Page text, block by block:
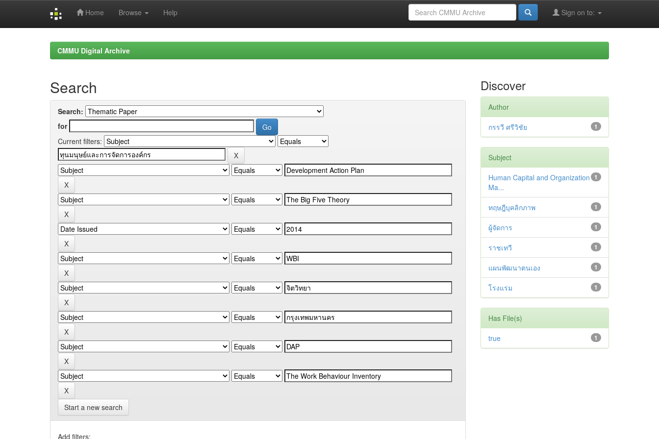
Home Browse Help Sign on to:
CMMU Digital Archive
Search
Search:
for
Current filters:
Start a new search
Add filters:
Discover
Author
1
กรรวี ศรีวิชัย
Subject
1
Human Capital and Organization
Ma...
1
ทฤษฎีบุคลิกภาพ
1
ผู้จัดการ
1
ราชเทวี
1
แผนพัฒนาตนเอง
1
โรงแรม
Has File(s)
1
true